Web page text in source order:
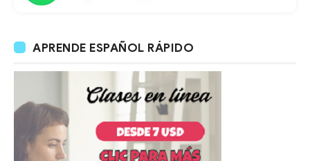
APRENDE ESPAÑOL RÁPIDO